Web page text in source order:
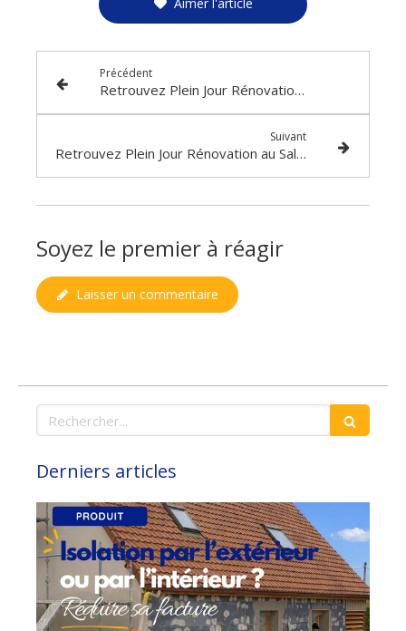
Aimer l'article
Précédent
Retrouvez Plein Jour Rénovation au Salon de l’Habitat de Lisieux : concrétisez vos projets les 13, 14 et 15 février
Suivant
Retrouvez Plein Jour Rénovation au Salon de l’Habitat de Saint-Lô les 6, 7 et 8 mars.
Soyez le premier à réagir
Laisser un commentaire
Rechercher
Derniers articles